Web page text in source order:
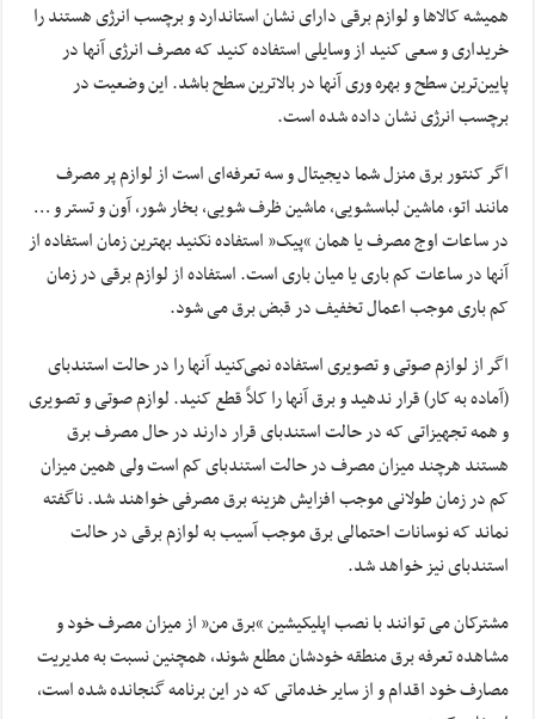
همیشه کالاها و لوازم برقی دارای نشان استاندارد و برچسب انرژی هستند را
خریداری و سعی کنید از وسایلی استفاده کنید که مصرف انرژی آنها در
پایین‌ترین سطح و بهره وری آنها در بالاترین سطح باشد. این وضعیت در
برچسب انرژی نشان داده شده است.
اگر کنتور برق منزل شما دیجیتال و سه تعرفه‌ای است از لوازم پر مصرف
مانند اتو، ماشین لباسشویی، ماشین ظرف شویی، بخار شور، آون و تستر و …
در ساعات اوج مصرف یا همان “پیک” استفاده نکنید بهترین زمان استفاده از
آنها در ساعات کم باری یا میان باری است. استفاده از لوازم برقی در زمان
کم باری موجب اعمال تخفیف در قبض برق می شود.
اگر از لوازم صوتی و تصویری استفاده نمی‌کنید آنها را در حالت استندبای
(آماده به کار) قرار ندهید و برق آنها را کلاً قطع کنید. لوازم صوتی و تصویری
و همه تجهیزاتی که در حالت استندبای قرار دارند در حال مصرف برق
هستند هرچند میزان مصرف در حالت استندبای کم است ولی همین میزان
کم در زمان طولانی موجب افزایش هزینه برق مصرفی خواهند شد. ناگفته
نماند که نوسانات احتمالی برق موجب آسیب به لوازم برقی در حالت
استندبای نیز خواهد شد.
مشترکان می توانند با نصب اپلیکیشین “برق من” از میزان مصرف خود و
مشاهده تعرفه برق منطقه خودشان مطلع شوند، همچنین نسبت به مدیریت
مصارف خود اقدام و از سایر خدماتی که در این برنامه گنجانده شده است،